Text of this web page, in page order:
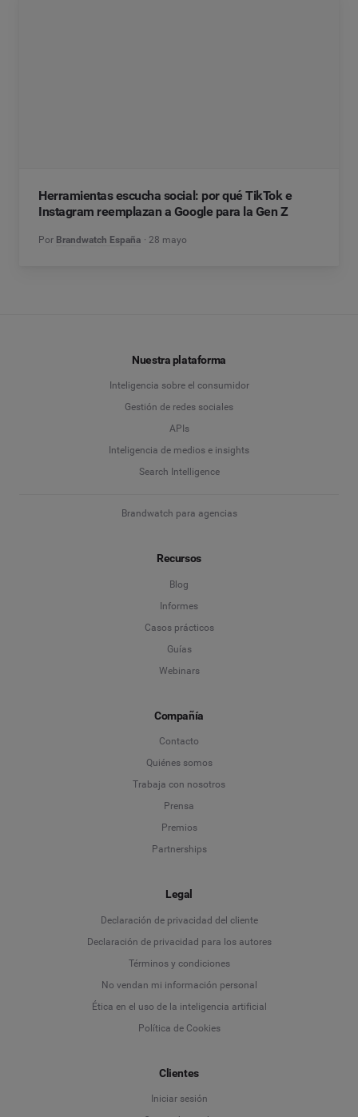
Herramientas escucha social: por qué TikTok e
Instagram reemplazan a Google para la Gen Z
Por Brandwatch España 28 mayo
Nuestra plataforma
Inteligencia sobre el consumidor
Gestión de redes sociales
APIs
Inteligencia de medios e insights
Search Intelligence
Brandwatch para agencias
Recursos
Blog
Informes
Casos prácticos
Guías
Webinars
Compañía
Contacto
Quiénes somos
Trabaja con nosotros
Prensa
Premios
Partnerships
Legal
Declaración de privacidad del cliente
Declaración de privacidad para los autores
Términos y condiciones
No vendan mi información personal
Ética en el uso de la inteligencia artificial
Política de Cookies
Clientes
Iniciar sesión